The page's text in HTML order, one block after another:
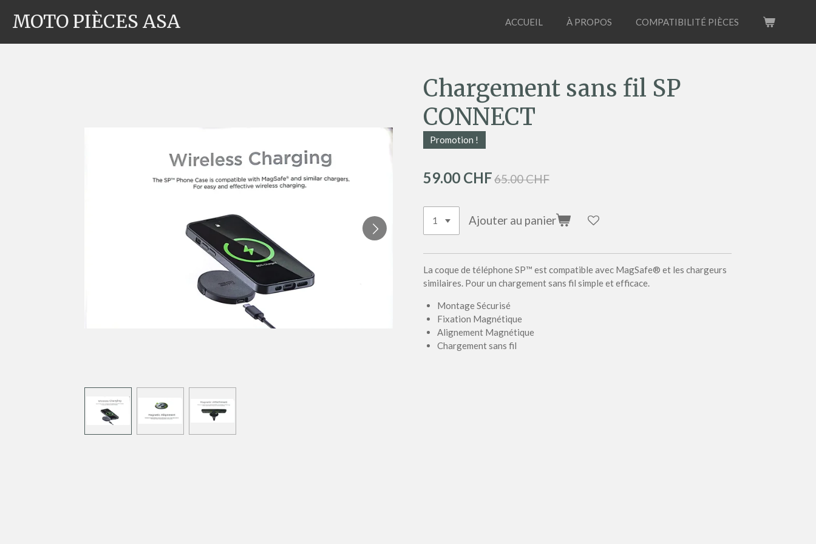
auMOTO PIÈCES ASA ACCUEIL À PROPOS COMPATIBILITÉ PIÈCES
Chargement sans fil SP
CONNECT
Promotion !
59.00 CHF65.00 CHF
Ajouter au panier
La coque de téléphone SP™ est compatible avec MagSafe® et les chargeurs
similaires. Pour un chargement sans fil simple et efficace.
​Montage Sécurisé​
Fixation Magnétique
​Alignement Magnétique
​Chargement sans fil